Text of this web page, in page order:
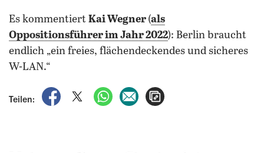
Es kommentiert Kai Wegner (als
Oppositionsführer im Jahr 2022): Berlin braucht
endlich „ein freies, flächendeckendes und sicheres
W-LAN.“
Teilen:
auf Facebook teilen
auf X teilenper WhatsApp teilen
per E-Mail teilen